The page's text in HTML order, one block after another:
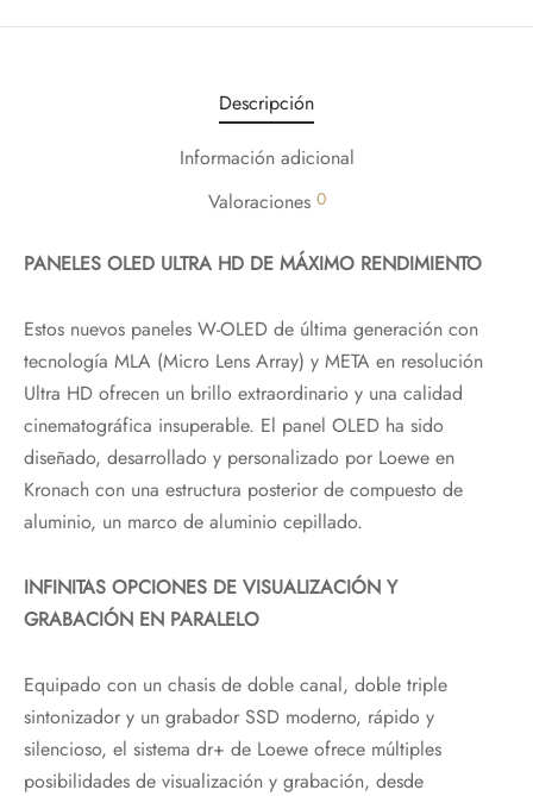
Descripción
Información adicional
Valoraciones 0
PANELES OLED ULTRA HD DE MÁXIMO RENDIMIENTO
Estos nuevos paneles W-OLED de última generación con
tecnología MLA (Micro Lens Array) y META en resolución
Ultra HD ofrecen un brillo extraordinario y una calidad
cinematográfica insuperable. El panel OLED ha sido
diseñado, desarrollado y personalizado por Loewe en
Kronach con una estructura posterior de compuesto de
aluminio, un marco de aluminio cepillado.
INFINITAS OPCIONES DE VISUALIZACIÓN Y
GRABACIÓN EN PARALELO
Equipado con un chasis de doble canal, doble triple
sintonizador y un grabador SSD moderno, rápido y
silencioso, el sistema dr+ de Loewe ofrece múltiples
posibilidades de visualización y grabación, desde